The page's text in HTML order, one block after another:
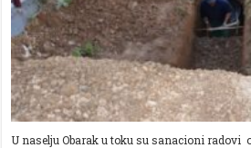
U naselju Obarak u toku su sanacioni radovi